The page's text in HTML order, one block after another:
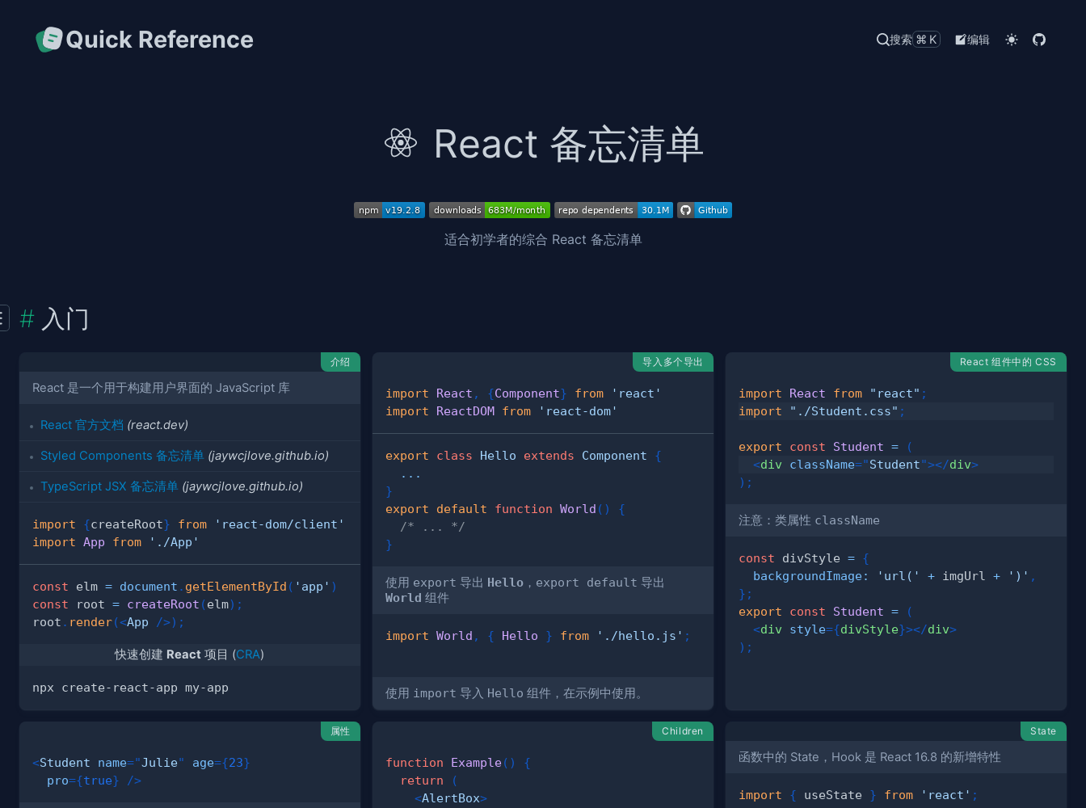
Quick Reference 搜索 ⌘K 编辑
React 备忘清单
适合初学者的综合 React 备忘清单
入门
介绍
React 是一个用于构建用户界面的 JavaScript 库
React 官方文档 (react.dev)
Styled Components 备忘清单 (jaywcjlove.github.io)
TypeScript JSX 备忘清单 (jaywcjlove.github.io)
import {createRoot} from
'react-dom/client'
import App from './App'
const elm = document . getElementById ( 'app' )
const root = createRoot (elm) ;
root . render(<App />) ;
快速创建 React 项目 (CRA)
导入多个导出
import React , {Component} from
'react'
import
ReactDOM from 'react-dom'
export class Hello extends Component
{
...
}
export
default function World ( )
{
/* ... */
}
使用 export 导出 Hello ， export default 导出
World 组件
import World , { Hello } from './hello.js' ;
使用 import 导入 Hello 组件，在示例中使用。
React 组件中的 CSS
import React from "react" ;
import
"./Student.css" ;
export const Student =
(
<div className="Student"></div>
) ;
注意：类属性 className
const divStyle = {
backgroundImage: 'url(' + imgUrl + ')' ,
} ;
export
const Student =
(
<div style={divStyle}></div>
) ;
属性
<Student name="Julie" age={23}
pro={true} />
Children
function Example( )
{
return
(
<AlertBox>
State
函数中的 State，Hook 是 React 16.8 的新增特性
import { useState } from 'react' ;